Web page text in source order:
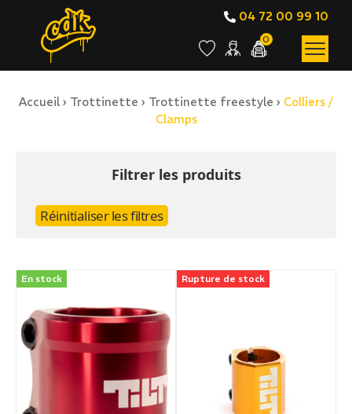
04 72 00 99 10
0
BOUTIQUE EN LIGNE
Accueil › Trottinette › Trottinette freestyle › Colliers /
Clamps
Filtrer les produits
Réinitialiser les filtres
En stock Rupture de stock